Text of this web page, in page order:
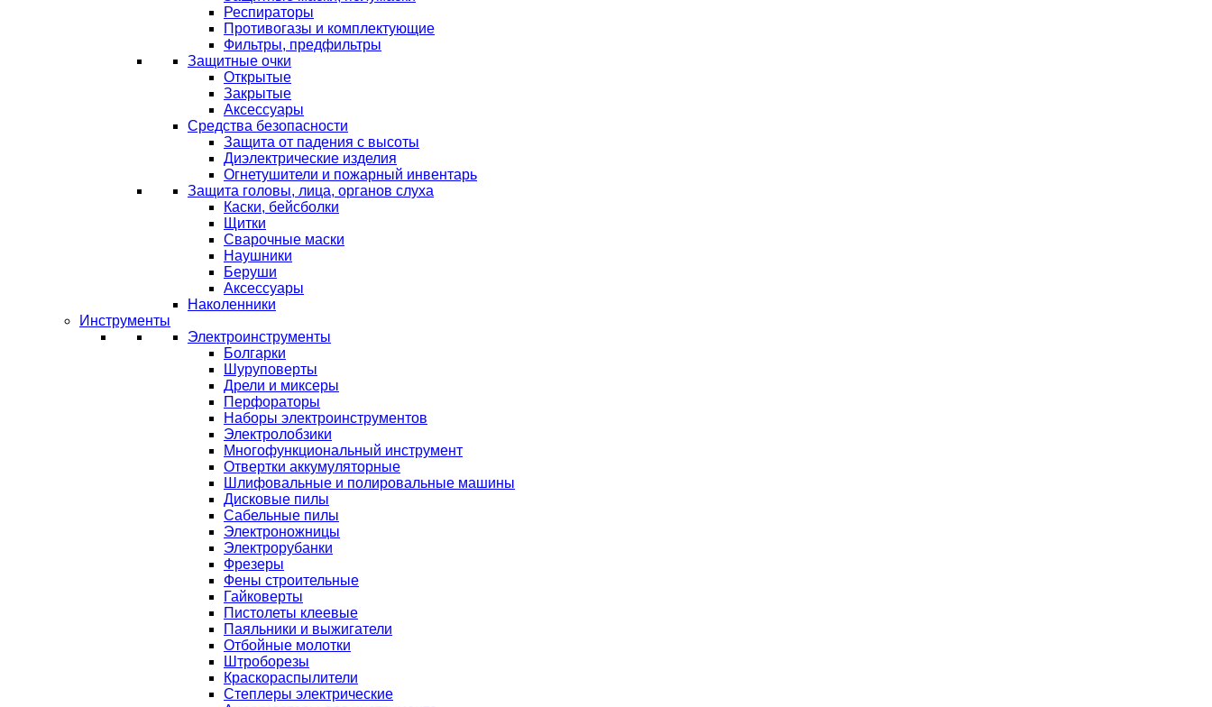
Респираторы
Противогазы и комплектующие
Фильтры, предфильтры
Защитные очки
Открытые
Закрытые
Аксессуары
Средства безопасности
Защита от падения с высоты
Диэлектрические изделия
Огнетушители и пожарный инвентарь
Защита головы, лица, органов слуха
Каски, бейсболки
Щитки
Сварочные маски
Наушники
Беруши
Аксессуары
Наколенники
Инструменты
Электроинструменты
Болгарки
Шуруповерты
Дрели и миксеры
Перфораторы
Наборы электроинструментов
Электролобзики
Многофункциональный инструмент
Отвертки аккумуляторные
Шлифовальные и полировальные машины
Дисковые пилы
Сабельные пилы
Электроножницы
Электрорубанки
Фрезеры
Фены строительные
Гайковерты
Пистолеты клеевые
Паяльники и выжигатели
Отбойные молотки
Штроборезы
Краскораспылители
Степлеры электрические